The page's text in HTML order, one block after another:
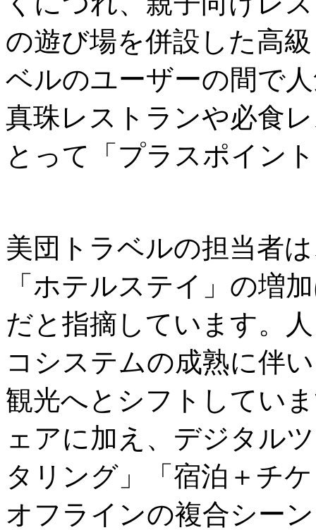
の遊び場を併設した高
ベルのユーザーの間で
真珠レストランや必食
とって「プラスポイン
美団トラベルの担当者
「ホテルステイ」の増
だと指摘しています。
コシステムの成熟に伴
観光へとシフトしてい
ェアに加え、デジタル
タリング」「宿泊＋チ
オフラインの複合シー